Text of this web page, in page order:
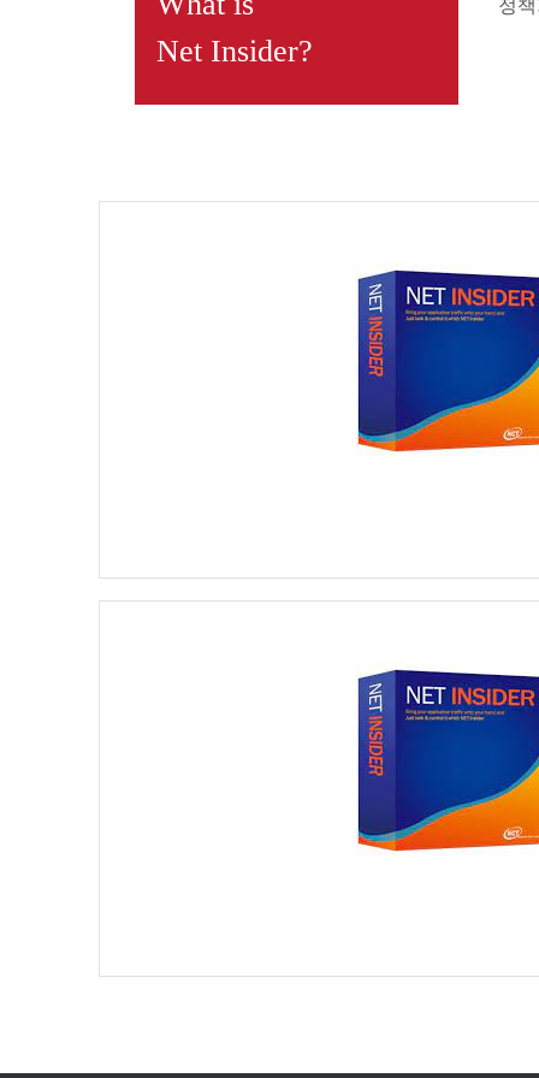
Net Insider?
정